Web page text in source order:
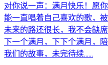
对你说一声：满月快乐！愿
能一直唱着自己喜欢的歌，
未来的路还很长，我不会缺
下一个满月，下下个满月，
我们的故事，未完待续……